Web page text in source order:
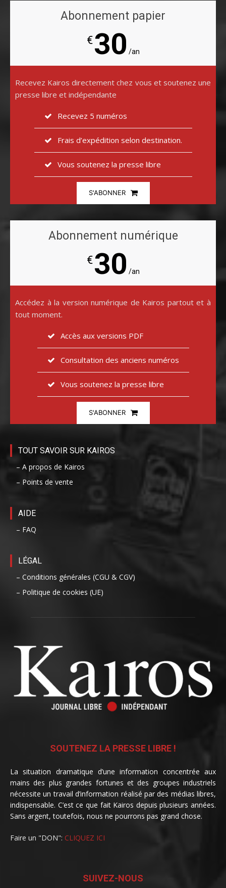
Abonnement papier
€30 /an
Recevez Kairos directement chez vous et soutenez une
presse libre et indépendante
Recevez 5 numéros
Frais d’expédition selon destination.
Vous soutenez la presse libre
S'ABONNER
Abonnement numérique
€30 /an
Accédez à la version numérique de Kairos partout et à
tout moment.
Accès aux versions PDF
Consultation des anciens numéros
Vous soutenez la presse libre
S'ABONNER
TOUT SAVOIR SUR KAIROS
– A propos de Kairos
– Points de vente
AIDE
– FAQ
LÉGAL
– Conditions générales (CGU & CGV)
– Politique de cookies (UE)
SOUTENEZ LA PRESSE LIBRE !
La situation dramatique d’une information concentrée aux
mains des plus grandes fortunes et des groupes industriels
nécessite un travail d’information réalisé par des médias libres,
indispensable. C’est ce que fait Kairos depuis plusieurs années.
Sans argent, toutefois, nous ne pourrons pas grand chose.
Faire un "DON": CLIQUEZ ICI
SUIVEZ-NOUS